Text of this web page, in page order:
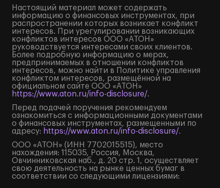
Настоящий материал может содержать
информацию о финансовых инструментах, при
распространении которых возникает конфликт
интересов. При урегулировании возникающих
конфликтов интересов ООО «АТОН»
руководствуется интересами своих клиентов.
Более подробную информацию о мерах,
предпринимаемых в отношении конфликтов
интересов, можно найти в Политике управления
конфликтом интересов, размещённой на
официальном сайте ООО «АТОН»
https://www.aton.ru/info-disclosure/.
Перед подачей поручения рекомендуем
ознакомиться с информационными документами
о финансовых инструментах, размещенными по
адресу: https://www.aton.ru/info-disclosure/.
ООО «АТОН» (ИНН 7702015515), место
нахождения: 115035, Россия, Москва,
Овчинниковская наб., д. 20 стр. 1, осуществляет
свою деятельность на рынке ценных бумаг в
соответствии со следующими лицензиями: